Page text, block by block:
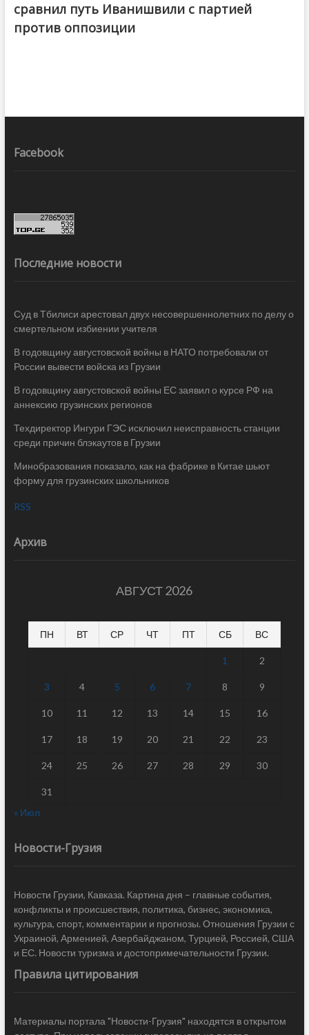
сравнил путь Иванишвили с партией
против оппозиции
Facebook
Последние новости
Суд в Тбилиси арестовал двух несовершеннолетних по делу о
смертельном избиении учителя
В годовщину августовской войны в НАТО потребовали от
России вывести войска из Грузии
В годовщину августовской войны ЕС заявил о курсе РФ на
аннексию грузинских регионов
Техдиректор Ингури ГЭС исключил неисправность станции
среди причин блэкаутов в Грузии
Минобразования показало, как на фабрике в Китае шьют
форму для грузинских школьников
RSS
Архив
АВГУСТ 2026
ПН ВТ СР ЧТ ПТ СБ ВС
1 2
3 4 5 6 7 8 9
10 11 12 13 14 15 16
17 18 19 20 21 22 23
24 25 26 27 28 29 30
31
« Июл
Новости-Грузия
Новости Грузии, Кавказа. Картина дня – главные события,
конфликты и происшествия, политика, бизнес, экономика,
культура, спорт, комментарии и прогнозы. Отношения Грузии с
Украиной, Арменией, Азербайджаном, Турцией, Россией, США
и ЕС. Новости туризма и достопримечательности Грузии.
Правила цитирования
Материалы портала "Новости-Грузия" находятся в открытом